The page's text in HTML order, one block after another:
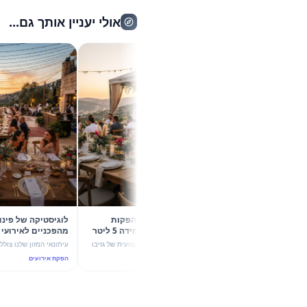
אולי יעניין אותך גם...
קונספט עם גזיבו 6X4 וכד מידה 5 ליטר
גלו איך שילוב מדויק בין הצללה מקצועית של גזיבו
לוגיסטיקה של
עוצמת ערבול ותשתית יוקרה
עיתונאי המזון שלנו צולל לעומק